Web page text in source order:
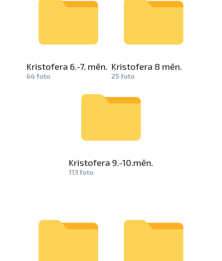
Kristofera­ 6.-7. mēn.
64 foto
Kristofera­ 8 mēn.
25 foto
Kristofera­ 9.-10.mēn.­
113 foto